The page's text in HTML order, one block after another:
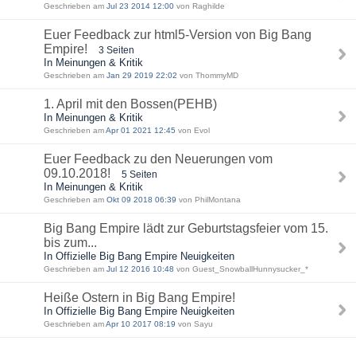
Geschrieben am Jul 23 2014 12:00 von Raghilde
Euer Feedback zur html5-Version von Big Bang
Empire!
3 Seiten
In Meinungen & Kritik
Geschrieben am Jan 29 2019 22:02 von ThommyMD
1. April mit den Bossen(PEHB)
In Meinungen & Kritik
Geschrieben amApr 01 2021 12:45 von Evol
Euer Feedback zu den Neuerungen vom
09.10.2018!
5 Seiten
In Meinungen & Kritik
Geschrieben am Okt 09 2018 06:39 von PhilMontana
Big Bang Empire lädt zur Geburtstagsfeier vom 15.
bis zum...
In Offizielle Big Bang Empire Neuigkeiten
Geschrieben am Jul 12 2016 10:48 von Guest_SnowballHunnysucker_*
Heiße Ostern in Big Bang Empire!
In Offizielle Big Bang Empire Neuigkeiten
Geschrieben amApr 10 2017 08:19 von Sayu